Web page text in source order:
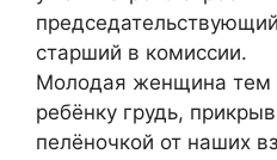
старший в комиссии.
Молодая женщина тем
ребёнку грудь,
пелёночкой от наших